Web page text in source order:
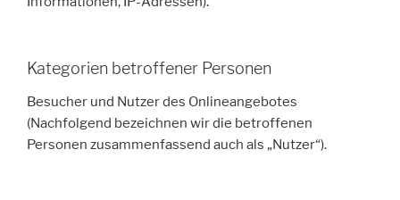
Kategorien betroffener Personen
Besucher und Nutzer des Onlineangebotes
(Nachfolgend bezeichnen wir die betroffenen
Personen zusammenfassend auch als „Nutzer“).